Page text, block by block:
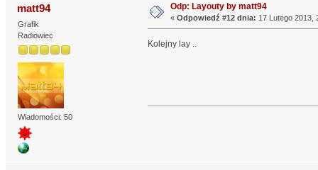
matt94
Grafik
Radiowiec
Wiadomości: 50
Odp: Layouty by matt94
« Odpowiedź #12 dnia: 17 Lutego 2013,
Kolejny lay ..